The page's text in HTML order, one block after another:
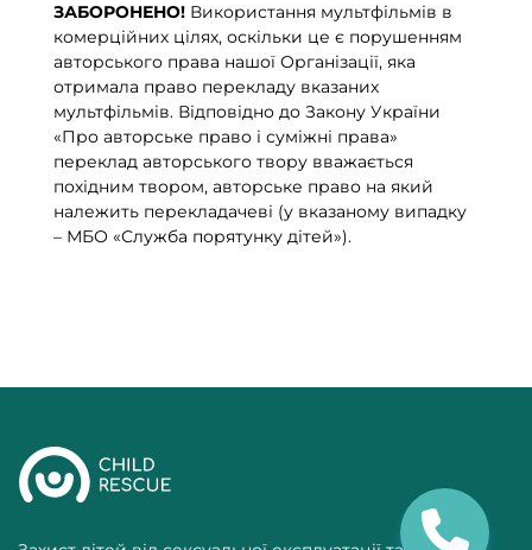
ЗАБОРОНЕНО! Використання мультфільмів в
комерційних цілях, оскільки це є порушенням
авторського права нашої Організації, яка
отримала право перекладу вказаних
мультфільмів. Відповідно до Закону України
«Про авторське право і суміжні права»
переклад авторського твору вважається
похідним твором, авторське право на який
належить перекладачеві (у вказаному випадку
– МБО «Служба порятунку дітей»).